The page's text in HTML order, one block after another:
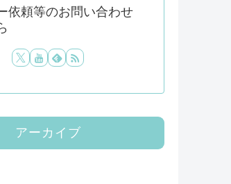
依頼等のお問い合わせ
アーカイブ